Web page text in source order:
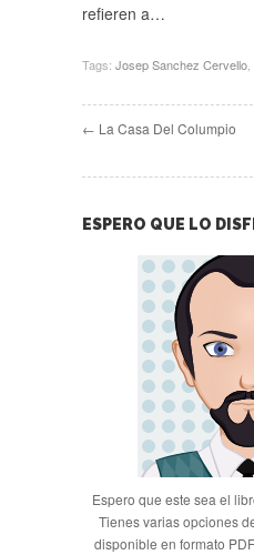
refieren a…
Tags: Josep Sanchez Cervello
← La Casa Del Columpio
ESPERO QUE LO
Espero que este sea el
Tienes varias opciones
disponible en formato